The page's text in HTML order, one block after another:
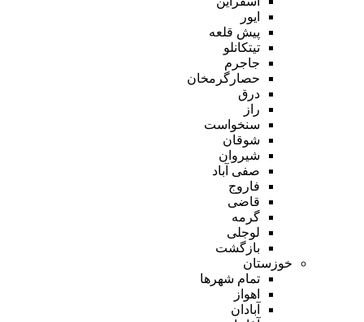
ایور
پیش قلعه
تیتکانلو
جاجرم
حصارگرمخان
درق
راز
سنخواست
شوقان
شیروان
صفی آباد
فاروج
قاضی
گرمه
لوجلی
بازگشت
خوزستان
تمام شهر‌ها
اهواز
آبادان